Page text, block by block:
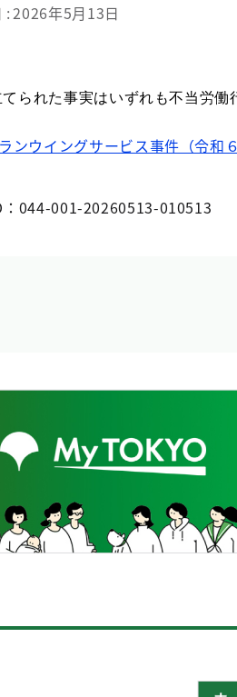
2026年5月13日
てられた事実はいずれも不当労働
ンウイングサービス事件（令和
：044-001-20260513-010513